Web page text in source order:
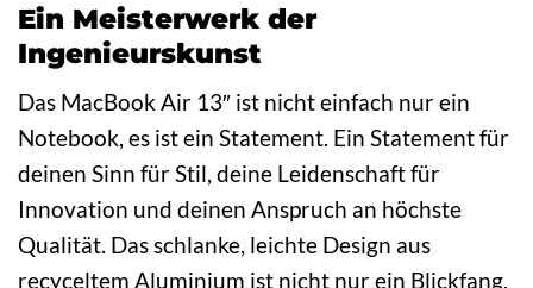
Ein Meisterwerk der
Ingenieurskunst
Das MacBook Air 13″ ist nicht einfach nur ein
Notebook, es ist ein Statement. Ein Statement für
deinen Sinn für Stil, deine Leidenschaft für
Innovation und deinen Anspruch an höchste
Qualität. Das schlanke, leichte Design aus
recyceltem Aluminium ist nicht nur ein Blickfang,